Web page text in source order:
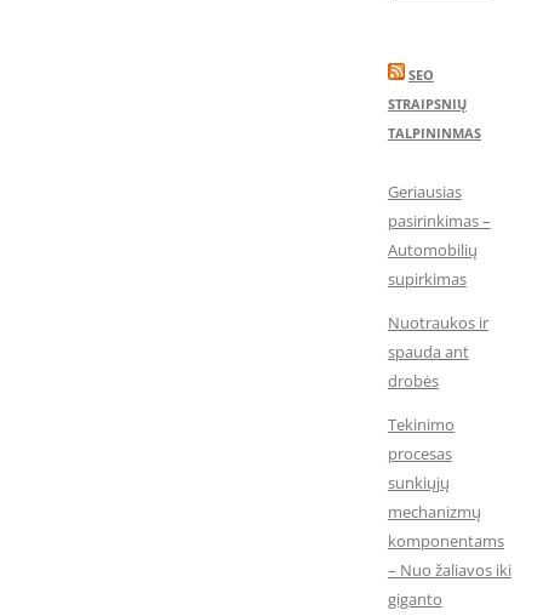
SEO
STRAIPSNIŲ
TALPININMAS
Geriausias
pasirinkimas –
Automobilių
supirkimas
Nuotraukos ir
spauda ant
drobės
Tekinimo
procesas
sunkiųjų
mechanizmų
komponentams
– Nuo žaliavos iki
giganto